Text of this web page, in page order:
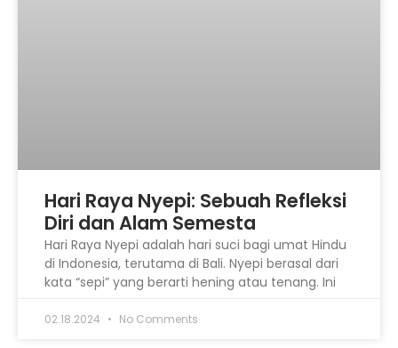
Hari Raya Nyepi: Sebuah Refleksi
Diri dan Alam Semesta
Hari Raya Nyepi adalah hari suci bagi umat Hindu
di Indonesia, terutama di Bali. Nyepi berasal dari
kata “sepi” yang berarti hening atau tenang. Ini
02.18.2024 No Comments